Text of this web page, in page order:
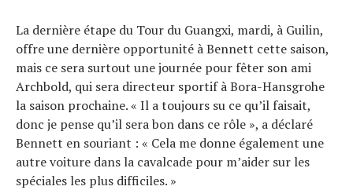
La dernière étape du Tour du Guangxi, mardi, à Guilin,
offre une dernière opportunité à Bennett cette saison,
mais ce sera surtout une journée pour fêter son ami
Archbold, qui sera directeur sportif à Bora-Hansgrohe
la saison prochaine. « Il a toujours su ce qu’il faisait,
donc je pense qu’il sera bon dans ce rôle », a déclaré
Bennett en souriant : « Cela me donne également une
autre voiture dans la cavalcade pour m’aider sur les
spéciales les plus difficiles. »